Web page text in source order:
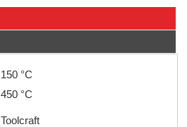
150 °C
450 °C
Toolcraft